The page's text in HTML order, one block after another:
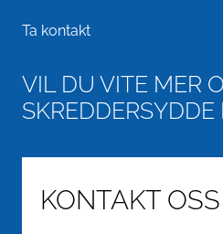
Ta kontakt
VIL DU VITE MER
KONTAKT OSS